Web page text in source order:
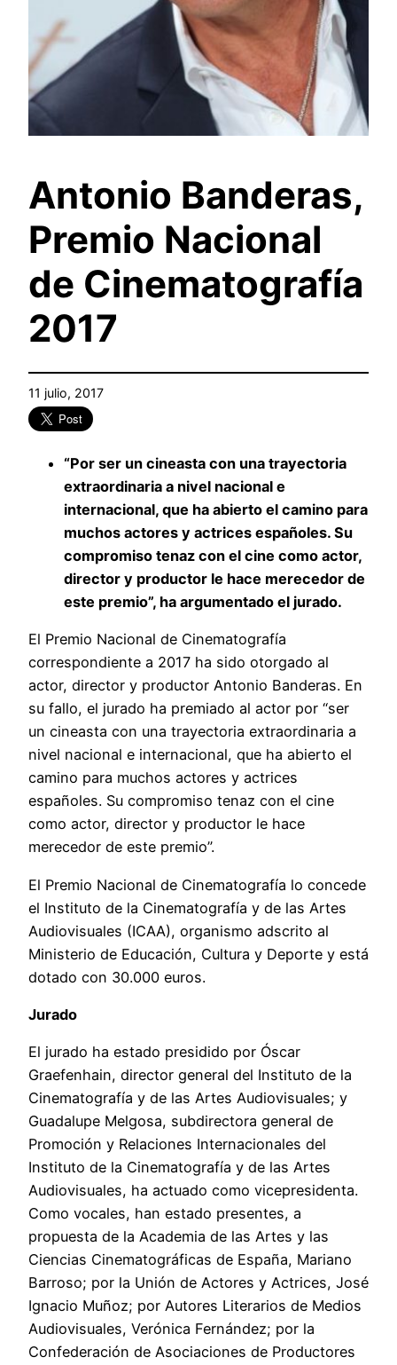
Antonio Banderas,
Premio Nacional
de Cinematografía
2017
11 julio, 2017
“Por ser un cineasta con una trayectoria
extraordinaria a nivel nacional e
internacional, que ha abierto el camino para
muchos actores y actrices españoles. Su
compromiso tenaz con el cine como actor,
director y productor le hace merecedor de
este premio”, ha argumentado el jurado.
El Premio Nacional de Cinematografía
correspondiente a 2017 ha sido otorgado al
actor, director y productor Antonio Banderas. En
su fallo, el jurado ha premiado al actor por “ser
un cineasta con una trayectoria extraordinaria a
nivel nacional e internacional, que ha abierto el
camino para muchos actores y actrices
españoles. Su compromiso tenaz con el cine
como actor, director y productor le hace
merecedor de este premio”.
El Premio Nacional de Cinematografía lo concede
el Instituto de la Cinematografía y de las Artes
Audiovisuales (ICAA), organismo adscrito al
Ministerio de Educación, Cultura y Deporte y está
dotado con 30.000 euros.
Jurado
El jurado ha estado presidido por Óscar
Graefenhain, director general del Instituto de la
Cinematografía y de las Artes Audiovisuales; y
Guadalupe Melgosa, subdirectora general de
Promoción y Relaciones Internacionales del
Instituto de la Cinematografía y de las Artes
Audiovisuales, ha actuado como vicepresidenta.
Como vocales, han estado presentes, a
propuesta de la Academia de las Artes y las
Ciencias Cinematográficas de España, Mariano
Barroso; por la Unión de Actores y Actrices, José
Ignacio Muñoz; por Autores Literarios de Medios
Audiovisuales, Verónica Fernández; por la
Confederación de Asociaciones de Productores